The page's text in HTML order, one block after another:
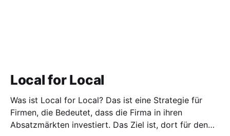
Local for Local
Was ist Local for Local? Das ist eine Strategie für
Firmen, die Bedeutet, dass die Firma in ihren
Absatzmärkten investiert. Das Ziel ist, dort für den